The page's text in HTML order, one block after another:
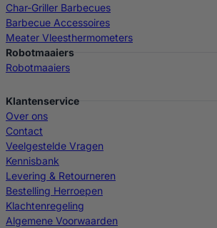
Char-Griller Barbecues
Barbecue Accessoires
Meater Vleesthermometers
Robotmaaiers
Robotmaaiers
Klantenservice
Over ons
Contact
Veelgestelde Vragen
Kennisbank
Levering & Retourneren
Bestelling Herroepen
Klachtenregeling
Algemene Voorwaarden